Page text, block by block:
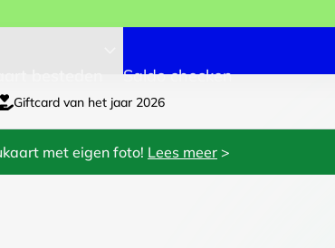
Saldo checken
Giftcard van het jaar 2026
met eigen foto! Lees meer >